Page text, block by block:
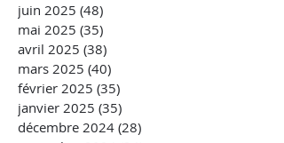
juin 2025 (48)
mai 2025 (35)
avril 2025 (38)
mars 2025 (40)
février 2025 (35)
janvier 2025 (35)
décembre 2024 (28)